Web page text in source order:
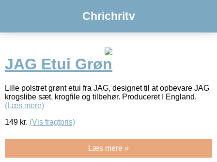
Chrichritv
JAG Etui Grøn
Lille polstret grønt etui fra JAG, designet til at opbevare JAG
krogslibe sæt, krogfile og tilbehør. Produceret I England.
(Læs mere)
149 kr. (Vis fragtpris)
Læs mere »